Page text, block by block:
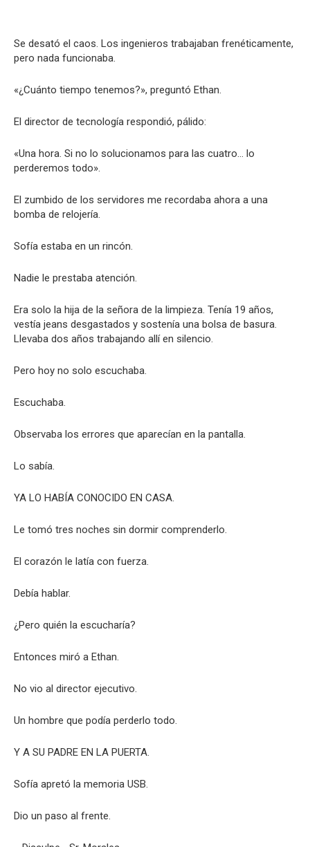
Se desató el caos. Los ingenieros trabajaban frenéticamente,
pero nada funcionaba.
«¿Cuánto tiempo tenemos?», preguntó Ethan.
El director de tecnología respondió, pálido:
«Una hora. Si no lo solucionamos para las cuatro… lo
perderemos todo».
El zumbido de los servidores me recordaba ahora a una
bomba de relojería.
Sofía estaba en un rincón.
Nadie le prestaba atención.
Era solo la hija de la señora de la limpieza. Tenía 19 años,
vestía jeans desgastados y sostenía una bolsa de basura.
Llevaba dos años trabajando allí en silencio.
Pero hoy no solo escuchaba.
Escuchaba.
Observaba los errores que aparecían en la pantalla.
Lo sabía.
YA LO HABÍA CONOCIDO EN CASA.
Le tomó tres noches sin dormir comprenderlo.
El corazón le latía con fuerza.
Debía hablar.
¿Pero quién la escucharía?
Entonces miró a Ethan.
No vio al director ejecutivo.
Un hombre que podía perderlo todo.
Y A SU PADRE EN LA PUERTA.
Sofía apretó la memoria USB.
Dio un paso al frente.